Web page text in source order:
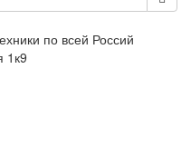
по всей Россий
1к9